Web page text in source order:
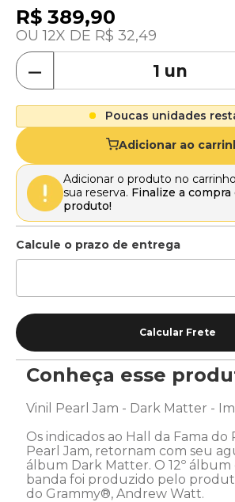
R$ 389,90
12 R$ 32,49
－
Poucas unidades
Adicionar ao
Adicionar o produto no
sua reserva. Finalize a compra
produto!
Conheça esse
Vinil Pearl Jam - Dark Matter -
Os indicados ao Hall da Fama do
Pearl Jam, retornam com seu
álbum Dark Matter. O 12º
banda foi produzido pelo
do Grammy®, Andrew Watt.